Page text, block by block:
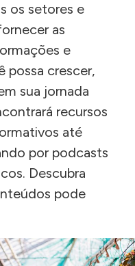
os setores e
as
e
possa crescer,
sua jornada
recursos
até
por podcasts
Descubra
pode